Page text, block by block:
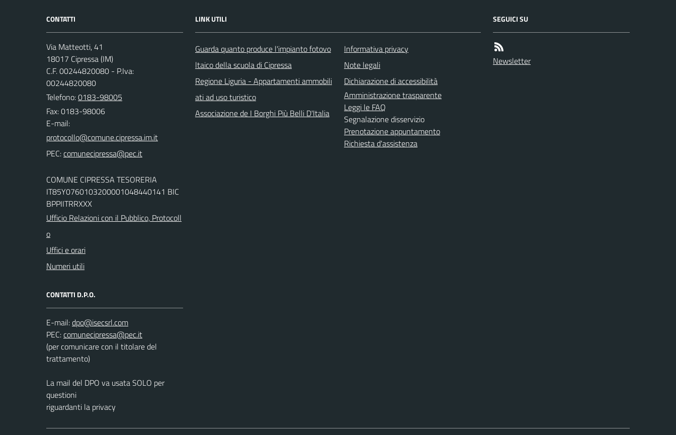
CONTATTI
Via Matteotti, 41
18017 Cipressa (IM)
C.F. 00244820080 - P.Iva:
00244820080
Telefono:0183-98005
Fax: 0183-98006
E-mail:
PEC:
COMUNE CIPRESSA TESORERIA
IT85Y0760103200001048440141 BIC
BPPIITRRXXX
Ufficio Relazioni con il Pubblico, Protocoll
o
Uffici e orari
Numeri utili
CONTATTI D.P.O.
E-mail:
PEC:
(per comunicare con il titolare del
trattamento)
La mail del DPO va usata SOLO per
questioni
riguardanti la privacy
LINK UTILI
Guarda quanto produce l'impianto fotovo
ltaico della scuola di Cipressa
Regione Liguria - Appartamenti ammobili
ati ad uso turistico
Associazione de I Borghi Più Belli D'Italia
Informativa privacy
Note legali
Dichiarazione di accessibilità
Amministrazione trasparente
Leggi le FAQ
Segnalazione disservizio
Prenotazione appuntamento
Richiesta d'assistenza
SEGUICI SU
Newsletter